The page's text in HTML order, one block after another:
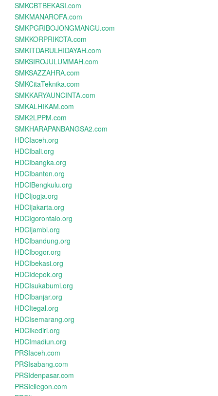
SMKCBTBEKASI.com
SMKMANAROFA.com
SMKPGRIBOJONGMANGU.com
SMKKORPRIKOTA.com
SMKITDARULHIDAYAH.com
SMKSIROJULUMMAH.com
SMKSAZZAHRA.com
SMKCitaTeknika.com
SMKKARYAUNCINTA.com
SMKALHIKAM.com
SMK2LPPM.com
SMKHARAPANBANGSA2.com
HDCIaceh.org
HDCIbali.org
HDCIbangka.org
HDCIbanten.org
HDCIBengkulu.org
HDCIjogja.org
HDCIjakarta.org
HDCIgorontalo.org
HDCIjambi.org
HDCIbandung.org
HDCIbogor.org
HDCIbekasi.org
HDCIdepok.org
HDCIsukabumi.org
HDCIbanjar.org
HDCItegal.org
HDCIsemarang.org
HDCIkediri.org
HDCImadiun.org
PRSIaceh.com
PRSIsabang.com
PRSIdenpasar.com
PRSIcilegon.com